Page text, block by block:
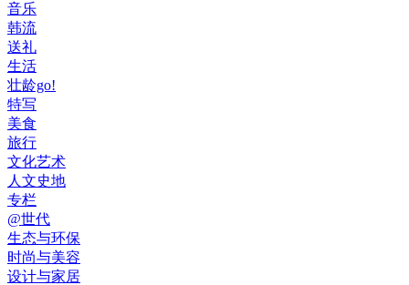
音乐
韩流
送礼
生活
壮龄go!
特写
美食
旅行
文化艺术
人文史地
专栏
@世代
生态与环保
时尚与美容
设计与家居